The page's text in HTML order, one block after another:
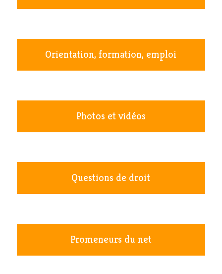
Orientation, formation, emploi
Photos et vidéos
Questions de droit
Promeneurs du net